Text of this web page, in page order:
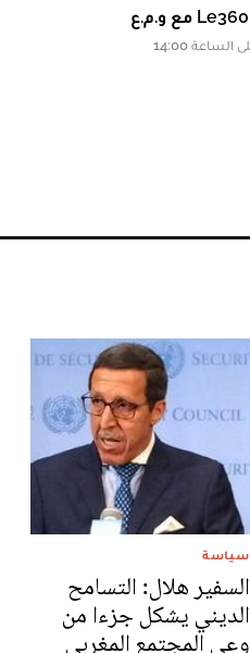
Le360 مع و.م.ع
سياسة
السفير هلال: التسامح
الديني يشكل جزءا من
وعي المجتمع المغربي